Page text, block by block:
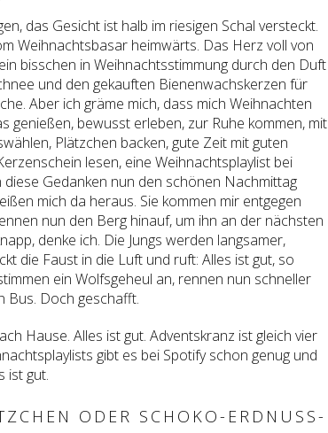
das Gesicht ist halb im riesigen Schal versteckt.
Weihnachtsbasar heimwärts. Das Herz voll von
bisschen in Weihnachtsstimmung durch den Duft
und den gekauften Bienenwachskerzen für
Aber ich gräme mich, dass mich Weihnachten
genießen, bewusst erleben, zur Ruhe kommen, mit
Plätzchen backen, gute Zeit mit guten
lesen, eine Weihnachtsplaylist bei
Gedanken nun den schönen Nachmittag
mich da heraus. Sie kommen mir entgegen
nun den Berg hinauf, um ihn an der nächsten
denke ich. Die Jungs werden langsamer,
die Faust in die Luft und ruft: Alles ist gut, so
ein Wolfsgeheul an, rennen nun schneller
Bus. Doch geschafft.
Hause. Alles ist gut. Adventskranz ist gleich vier
gibt es bei Spotify schon genug und
ist gut.
ODER SCHOKO-ERDNUSS-